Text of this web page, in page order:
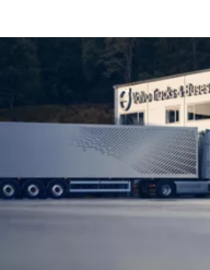
Грузовые автомобили
Поиск дилера
Новости
Truck Builder
Свяжитесь с нами